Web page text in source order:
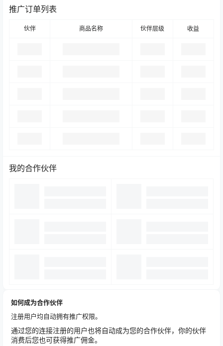
推广订单列表
伙伴 商品名称 伙伴层级 收益
我的合作伙伴
如何成为合作伙伴
注册用户均自动拥有推广权限。
通过您的连接注册的用户也将自动成为您的合作伙伴，你的伙伴
消费后您也可获得推广佣金。